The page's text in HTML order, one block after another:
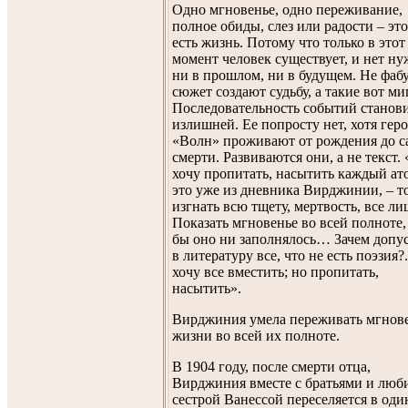
Одно мгновенье, одно переживание,
полное обиды, слез или радости –
есть жизнь. Потому что только в этот
момент человек существует, и нет
ни в прошлом, ни в будущем. Не
сюжет создают судьбу, а такие вот
Последовательность событий
излишней. Ее попросту нет, хотя
«Волн» проживают от рождения до
смерти. Развиваются они, а не текст.
хочу пропитать, насытить каждый
это уже из дневника Вирджинии, –
изгнать всю тщету, мертвость, все
Показать мгновенье во всей
бы оно ни заполнялось… Зачем
в литературу все, что не есть
хочу все вместить; но пропитать,
насытить».
Вирджиния умела переживать
жизни во всей их полноте.
В 1904 году, после смерти отца,
Вирджиния вместе с братьями и
сестрой Ванессой переселяется в